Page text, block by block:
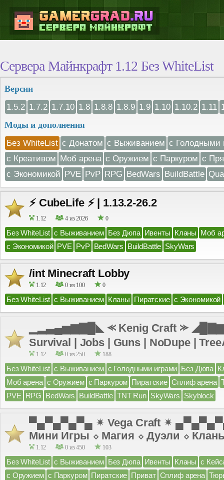
Сервера Майнкрафт 1.12 Без WhiteList
Версии
1.5.2 1.7.2 1.7.10 1.8 1.8.8 1.8.9 1.9 1.10 1.10.2 1.11
Моды и дополнения
Без WhiteList с Донатом с Выживанием с Голодными
с Креативом Моб арена с Оружием с Паркуром с
с Экономикой PVE PvP RPG BedWars BuildBattle
⚡ CubeLife ⚡ | 1.13.2-26.2
1.12 4 из 2026 0
Без WhiteList с Выживанием Без Дюпа Ивенты Кланы Моб
с Экономикой PVE PvP BedWars BuildBattle SkyWars
/int Minecraft Lobby
1.12 0 из 100 0
Без WhiteList с Выживанием Кланы Пиратские с Экономикой
▁▂▃▄▅▆▇█◣ ⪻ Kenig Craft ⪼
Survival | Jobs | Guns | NoDupe |
1.12 0 из 250 188
Без WhiteList с Выживанием с Голодными играми Без Дюпа
Моб арена с Оружием с Паркуром Пиратские Сплиф арена
PVE RPG BedWars BuildBattle TNT Run SkyWars Skyblock
▀▄▀▄▀▄▀▄ ✴ Vega Craft ✴
Мини Игры ⬦ Магия ⬦ Дуэли ⬦
1.12 0 из 450 103
Без WhiteList с Выживанием Без Дюпа Ивенты Кланы с
с Оружием с Паркуром Пиратские Приват Сплиф арена